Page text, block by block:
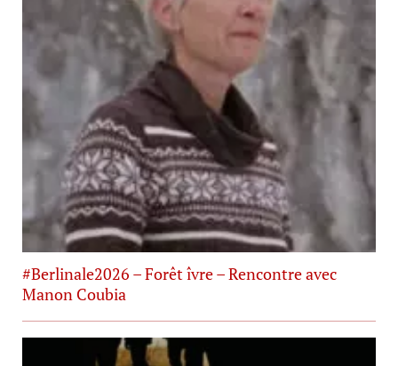
#Berlinale2026 – Forêt îvre – Rencontre avec
Manon Coubia